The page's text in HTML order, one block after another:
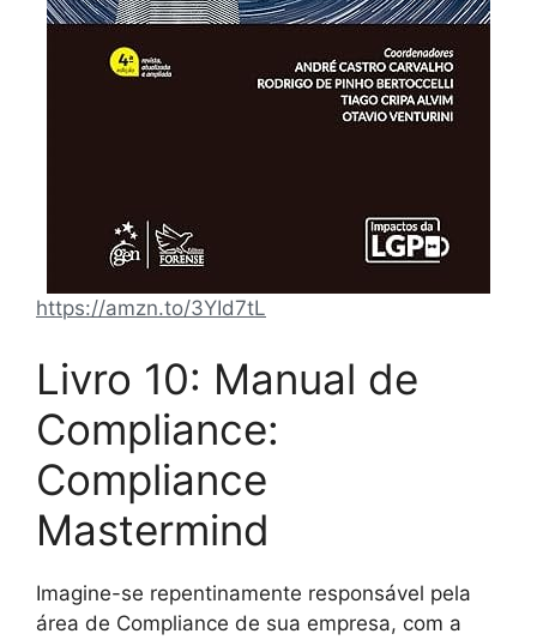
https://amzn.to/3YId7tL
Livro 10: Manual de
Compliance:
Compliance
Mastermind
Imagine-se repentinamente responsável pela
área de Compliance de sua empresa, com a